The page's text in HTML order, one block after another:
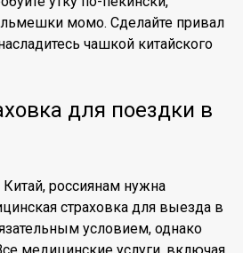
момо. Сделайте привал
чашкой китайского
для поездки в
россиянам нужна
страховка для выезда в
условием, однако